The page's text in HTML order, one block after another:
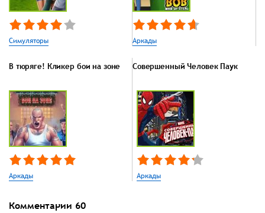
Симуляторы Аркады
В тюряге! Кликер бои на зоне
Аркады
Совершенный Человек Паук
Аркады
Комментарии 60